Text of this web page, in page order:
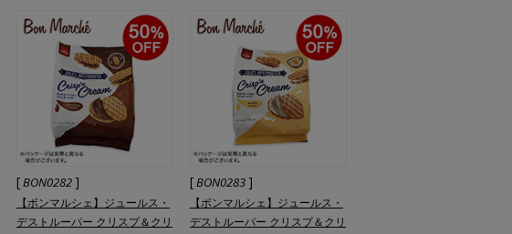
[BON0282 ]
【ボンマルシェ】ジュールス・
デストルーパー クリスプ＆クリ
[BON0283 ]
【ボンマルシェ】ジュールス・
デストルーパー クリスプ＆クリ